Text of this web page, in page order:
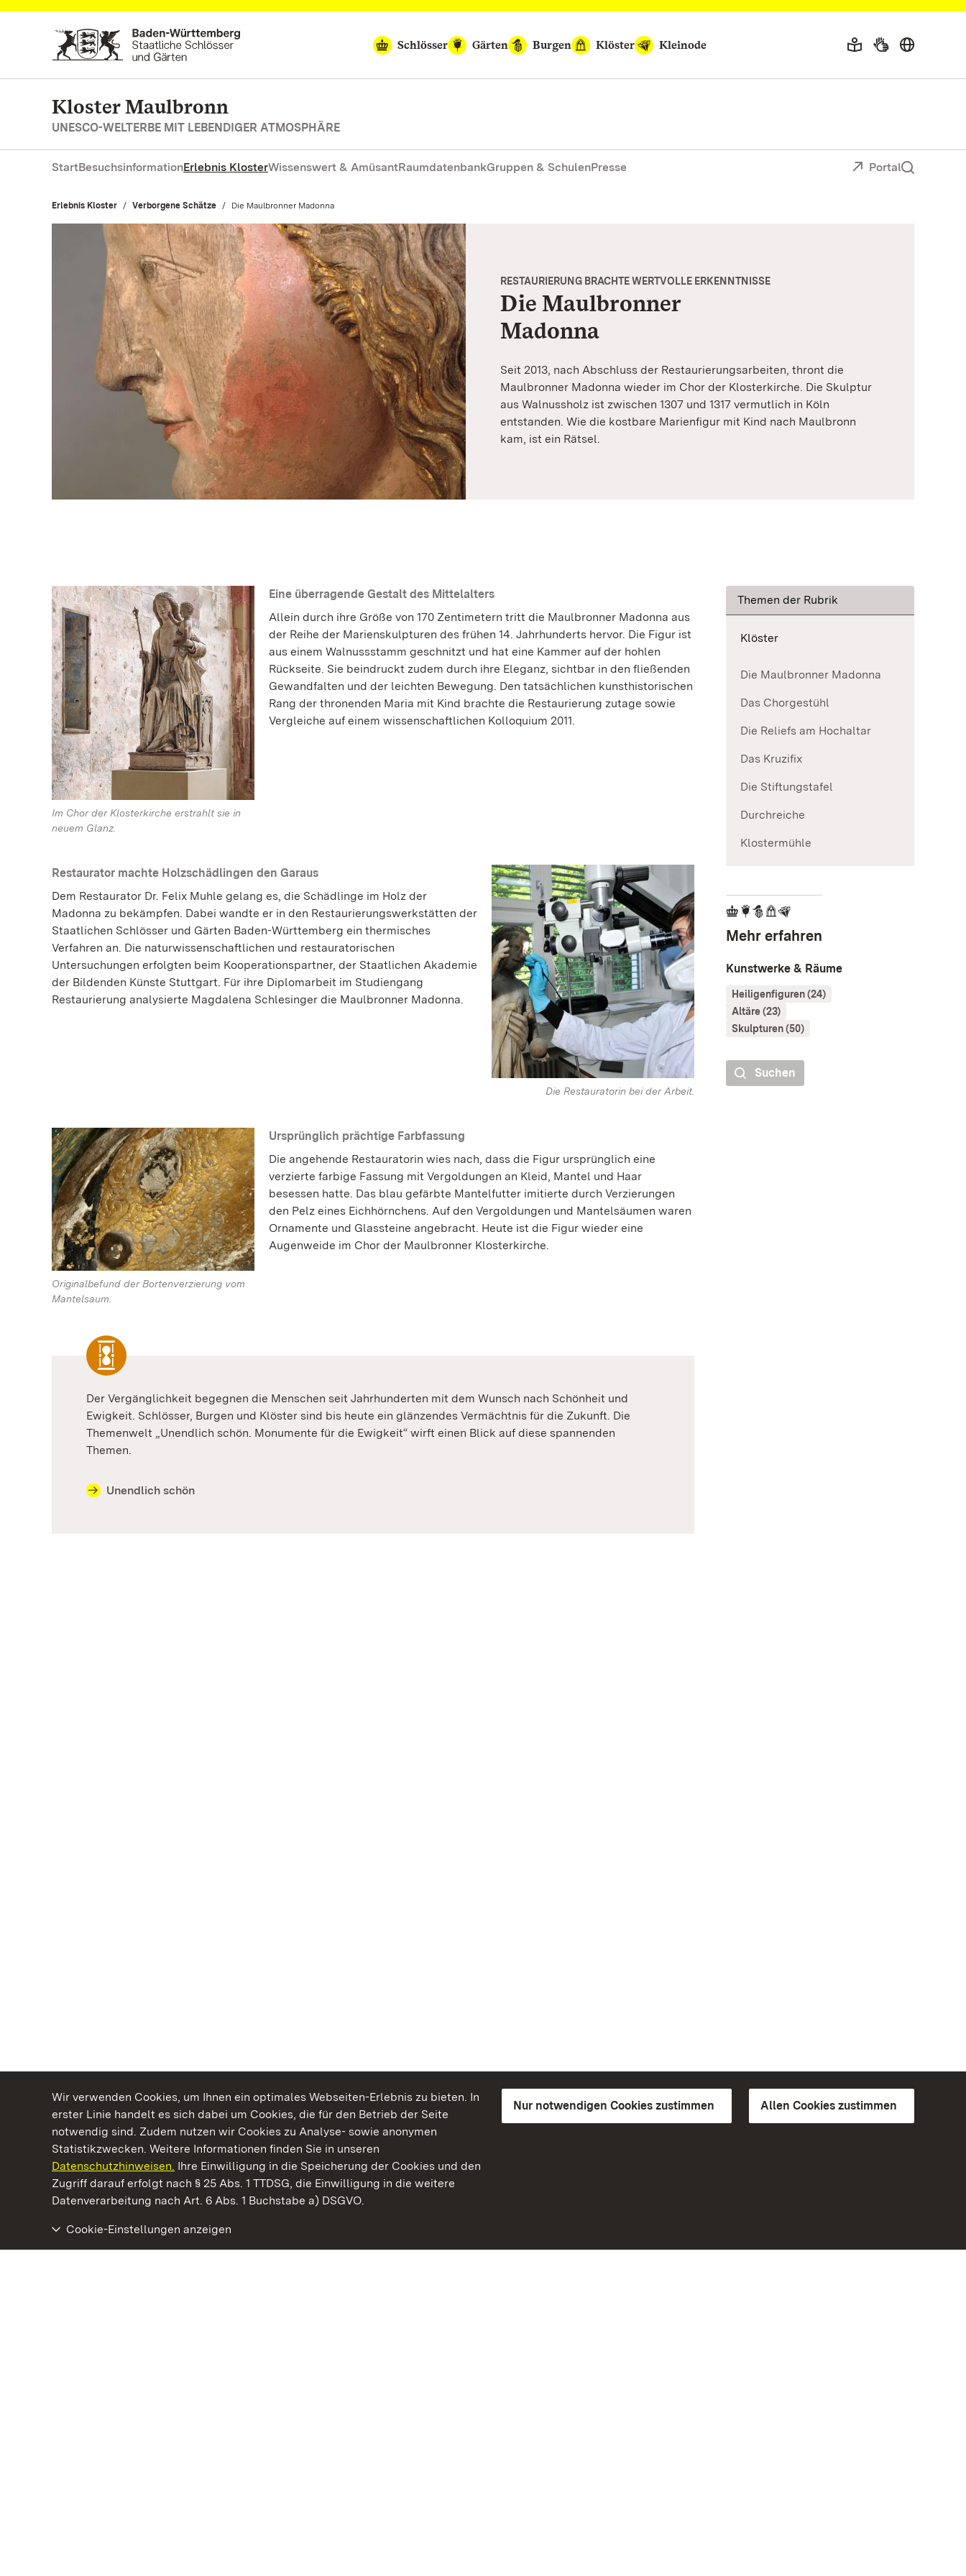
Wir verwenden Cookies, um Ihnen ein optimales Webseiten-Erlebnis zu bieten. In
erster Linie handelt es sich dabei um Cookies, die für den Betrieb der Seite
notwendig sind. Zudem nutzen wir Cookies zu Analyse- sowie anonymen
Statistikzwecken. Weitere Informationen finden Sie in unseren
Datenschutzhinweisen. Ihre Einwilligung in die Speicherung der Cookies und den
Zugriff darauf erfolgt nach § 25 Abs. 1 TTDSG, die Einwilligung in die weitere
Datenverarbeitung nach Art. 6 Abs. 1 Buchstabe a) DSGVO.
Nur notwendigen Cookies zustimmen Allen Cookies zustimmen
Cookie-Einstellungen anzeigen
Zum Hauptinhalt springen
Schlösser
Gärten Burgen Klöster Kleinode
Kloster Maulbronn
UNESCO-WELTERBE MIT LEBENDIGER ATMOSPHÄRE
StartBesuchsinformationErlebnis KlosterWissenswert & AmüsantRaumdatenbankGruppen & SchulenPresse Portal
Erlebnis Kloster Verborgene Schätze Aktuell:
Die Maulbronner Madonna
RESTAURIERUNG BRACHTE WERTVOLLE ERKENNTNISSE
Die Maulbronner
Madonna
Seit 2013, nach Abschluss der Restaurierungsarbeiten, thront die
Maulbronner Madonna wieder im Chor der Klosterkirche. Die Skulptur
aus Walnussholz ist zwischen 1307 und 1317 vermutlich in Köln
entstanden. Wie die kostbare Marienfigur mit Kind nach Maulbronn
kam, ist ein Rätsel.
Im Chor der Klosterkirche erstrahlt sie in
neuem Glanz.
Eine überragende Gestalt des Mittelalters
Allein durch ihre Größe von 170 Zentimetern tritt die Maulbronner Madonna aus
der Reihe der Marienskulpturen des frühen 14. Jahrhunderts hervor. Die Figur ist
aus einem Walnussstamm geschnitzt und hat eine Kammer auf der hohlen
Rückseite. Sie beindruckt zudem durch ihre Eleganz, sichtbar in den fließenden
Gewandfalten und der leichten Bewegung. Den tatsächlichen kunsthistorischen
Rang der thronenden Maria mit Kind brachte die Restaurierung zutage sowie
Vergleiche auf einem wissenschaftlichen Kolloquium 2011.
Die Restauratorin bei der Arbeit.
Restaurator machte Holzschädlingen den Garaus
Dem Restaurator Dr. Felix Muhle gelang es, die Schädlinge im Holz der
Madonna zu bekämpfen. Dabei wandte er in den Restaurierungswerkstätten der
Staatlichen Schlösser und Gärten Baden-Württemberg ein thermisches
Verfahren an. Die naturwissenschaftlichen und restauratorischen
Untersuchungen erfolgten beim Kooperationspartner, der Staatlichen Akademie
der Bildenden Künste Stuttgart. Für ihre Diplomarbeit im Studiengang
Restaurierung analysierte Magdalena Schlesinger die Maulbronner Madonna.
Originalbefund der Bortenverzierung vom
Mantelsaum.
Ursprünglich prächtige Farbfassung
Die angehende Restauratorin wies nach, dass die Figur ursprünglich eine
verzierte farbige Fassung mit Vergoldungen an Kleid, Mantel und Haar
besessen hatte. Das blau gefärbte Mantelfutter imitierte durch Verzierungen
den Pelz eines Eichhörnchens. Auf den Vergoldungen und Mantelsäumen waren
Ornamente und Glassteine angebracht. Heute ist die Figur wieder eine
Augenweide im Chor der Maulbronner Klosterkirche.
Der Vergänglichkeit begegnen die Menschen seit Jahrhunderten mit dem Wunsch nach Schönheit und
Ewigkeit. Schlösser, Burgen und Klöster sind bis heute ein glänzendes Vermächtnis für die Zukunft. Die
Themenwelt „Unendlich schön. Monumente für die Ewigkeit“ wirft einen Blick auf diese spannenden
Themen.
Unendlich schön
Themen der Rubrik
Klöster
Die Maulbronner Madonna
Das Chorgestühl
Die Reliefs am Hochaltar
Das Kruzifix
Die Stiftungstafel
Durchreiche
Klostermühle
Mehr erfahren
Kunstwerke & Räume
Heiligenfiguren (24)
Altäre (23)
Skulpturen (50)
Suchen
Kommen. Staunen. Genießen.